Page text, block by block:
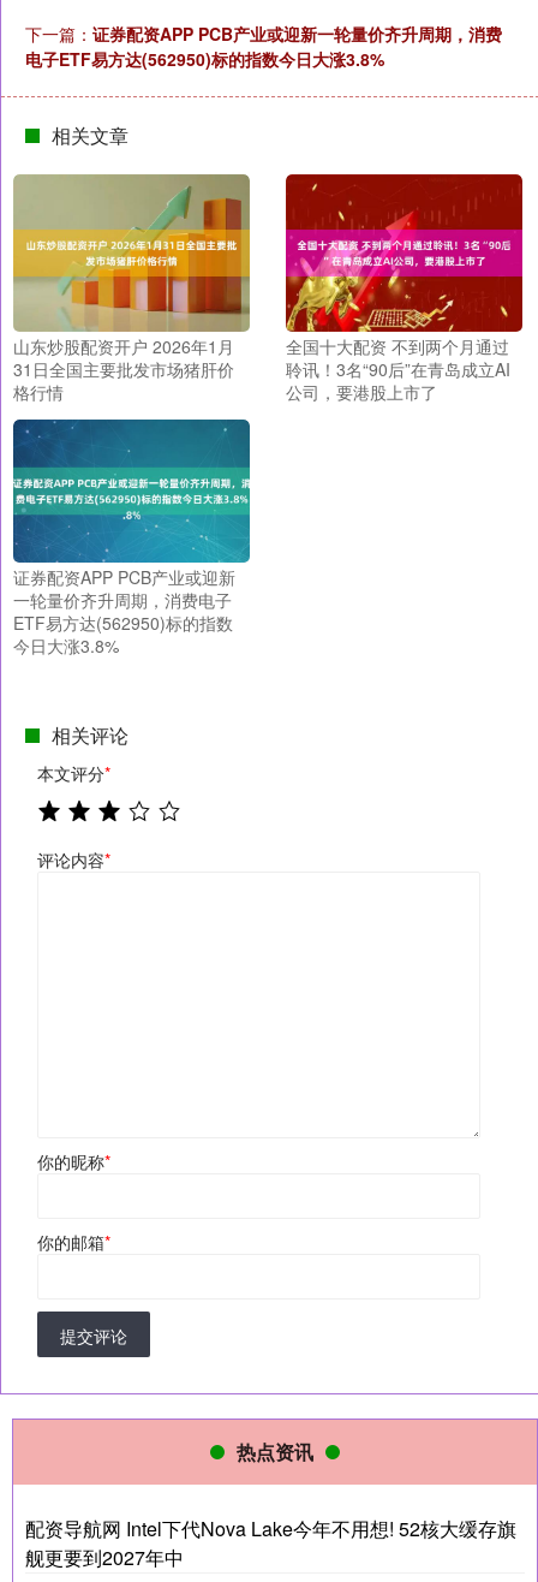
下一篇： 证券配资APP PCB产业或迎新一轮量价齐升周期，消费
电子ETF易方达(562950)标的指数今日大涨3.8%
相关文章
山东炒股配资开户 2026年1月
31日全国主要批发市场猪肝价
格行情
全国十大配资 不到两个月通过
聆讯！3名“90后”在青岛成立AI
公司，要港股上市了
证券配资APP PCB产业或迎新
一轮量价齐升周期，消费电子
ETF易方达(562950)标的指数
今日大涨3.8%
相关评论
本文评分*
评论内容*
你的昵称*
你的邮箱*
提交评论
热点资讯
配资导航网 Intel下代Nova Lake今年不用想! 52核大缓存旗
舰更要到2027年中